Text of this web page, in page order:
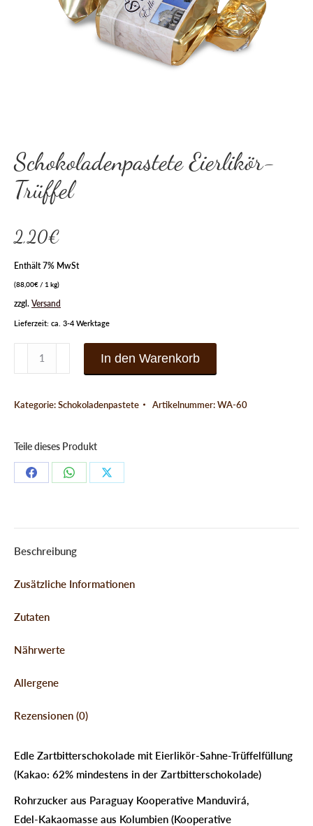
Schokoladenpastete Eierlikör-
Trüffel
2,20€
Enthält 7% MwSt
(88,00€ / 1 kg)
zzgl. Versand
Lieferzeit: ca. 3-4 Werktage
Schokoladenpastete
Eierlikör-
Menge
In den Warenkorb
Kategorie:Schokoladenpastete Artikelnummer:WA-60
Teile dieses Produkt
Teilen Teilen Teilen
Beschreibung
Zusätzliche Informationen
Zutaten
Nährwerte
Allergene
Rezensionen (0)
Edle Zartbitterschokolade mit Eierlikör-Sahne-Trüffelfüllung
(Kakao: 62% mindestens in der Zartbitterschokolade)
Rohrzucker aus Paraguay Kooperative Manduvirá,
Edel-Kakaomasse aus Kolumbien (Kooperative